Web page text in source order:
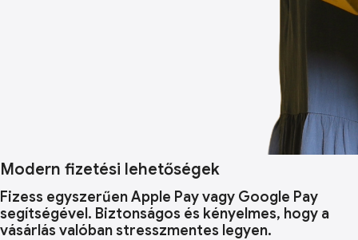
Modern fizetési lehetőségek
Fizess egyszerűen Apple Pay vagy Google Pay
segítségével. Biztonságos és kényelmes, hogy a
vásárlás valóban stresszmentes legyen.